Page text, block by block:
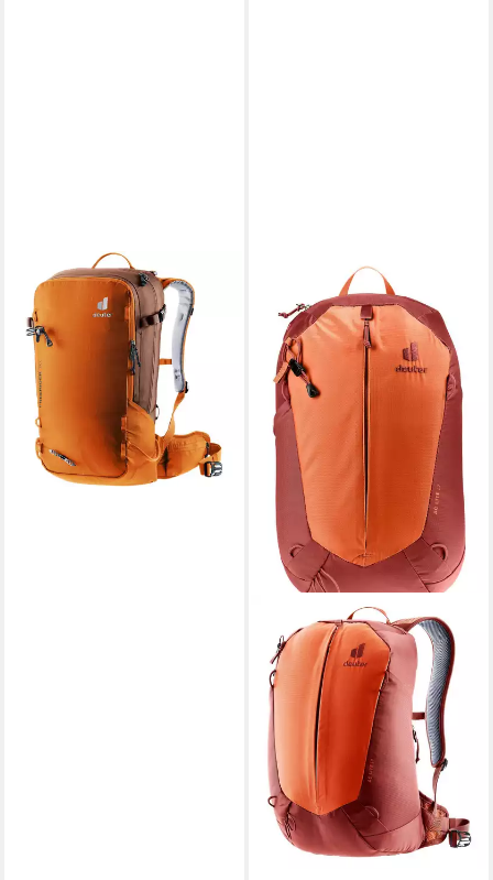
DEUTER
Rucksack Deuter Rucksack
Freerider 30 3303322
173,12 €
leider ausverkauft